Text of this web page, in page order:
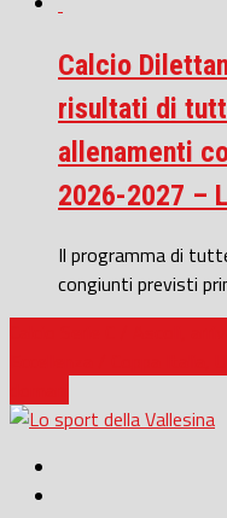
Calcio
risultati di
allenamenti
2026-2027 –
Il programma di
congiunti previsti